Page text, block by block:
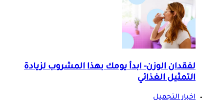
لفقدان الوزن- ابدأ يومك بهذا المشروب لزيادة
التمثيل الغذائي
اخبار التجميل